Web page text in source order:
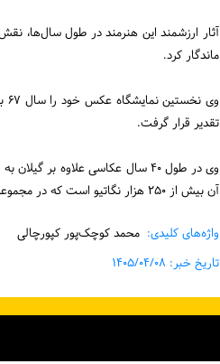
آثار ارزشمند این هنرمند در طول سال‌ها،
ماندگار کرد.
تقدیر قرار گرفت.
وی در طول ۴۰ سال عکاسی علاوه
آن بیش از ۲۵۰ هزار نگاتیو است که در مجموعه شخصی این عکاس نگهداری می شود.
واژه‌های کلیدی: محمد کوچک‌پور کپورچالی
تاریخ خبر: ۱۴۰۵/۰۴/۰۸